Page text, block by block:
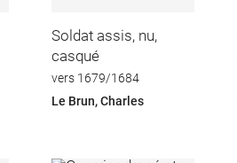
Soldat assis, nu,
casqué
vers 1679/1684
Le Brun, Charles